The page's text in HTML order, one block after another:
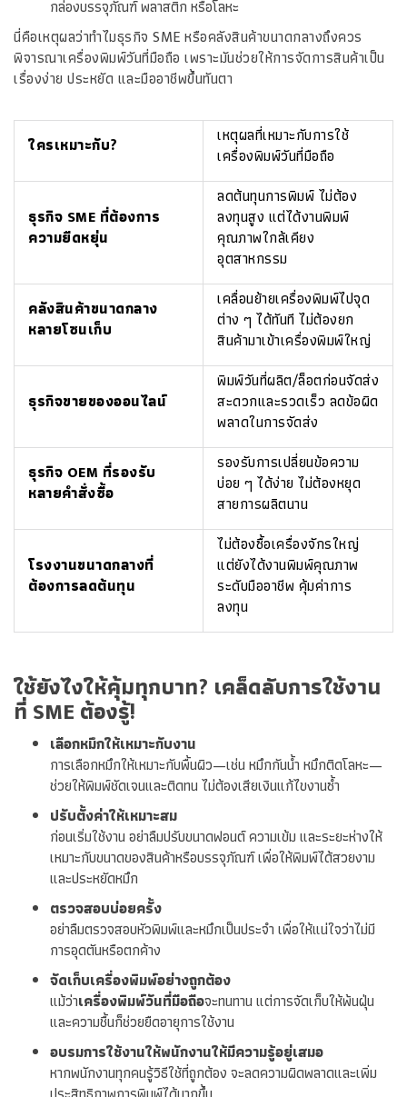
กล่องบรรจุภัณฑ์ พลาสติก หรือโลหะ
นี่คือเหตุผลว่าทำไมธุรกิจ SME หรือคลังสินค้าขนาดกลางถึงควร
พิจารณาเครื่องพิมพ์วันที่มือถือ เพราะมันช่วยให้การจัดการสินค้าเป็น
เรื่องง่าย ประหยัด และมืออาชีพขึ้นทันตา
ใครเหมาะกับ?
เหตุผลที่เหมาะกับการใช้
เครื่องพิมพ์วันที่มือถือ
ธุรกิจ SME ที่ต้องการ
ความยืดหยุ่น
ลดต้นทุนการพิมพ์ ไม่ต้อง
ลงทุนสูง แต่ได้งานพิมพ์
คุณภาพใกล้เคียง
อุตสาหกรรม
คลังสินค้าขนาดกลาง
หลายโซนเก็บ
เคลื่อนย้ายเครื่องพิมพ์ไปจุด
ต่าง ๆ ได้ทันที ไม่ต้องยก
สินค้ามาเข้าเครื่องพิมพ์ใหญ่
ธุรกิจขายของออนไลน์
พิมพ์วันที่ผลิต/ล็อตก่อนจัดส่ง
สะดวกและรวดเร็ว ลดข้อผิด
พลาดในการจัดส่ง
ธุรกิจ OEM ที่รองรับ
หลายคำสั่งซื้อ
รองรับการเปลี่ยนข้อความ
บ่อย ๆ ได้ง่าย ไม่ต้องหยุด
สายการผลิตนาน
โรงงานขนาดกลางที่
ต้องการลดต้นทุน
ไม่ต้องซื้อเครื่องจักรใหญ่
แต่ยังได้งานพิมพ์คุณภาพ
ระดับมืออาชีพ คุ้มค่าการ
ลงทุน
ใช้ยังไงให้คุ้มทุกบาท? เคล็ดลับการใช้งาน
ที่ SME ต้องรู้!
เลือกหมึกให้เหมาะกับงาน
การเลือกหมึกให้เหมาะกับพื้นผิว—เช่น หมึกกันน้ำ หมึกติดโลหะ—
ช่วยให้พิมพ์ชัดเจนและติดทน ไม่ต้องเสียเงินแก้ไขงานซ้ำ
ปรับตั้งค่าให้เหมาะสม
ก่อนเริ่มใช้งาน อย่าลืมปรับขนาดฟอนต์ ความเข้ม และระยะห่างให้
เหมาะกับขนาดของสินค้าหรือบรรจุภัณฑ์ เพื่อให้พิมพ์ได้สวยงาม
และประหยัดหมึก
ตรวจสอบบ่อยครั้ง
อย่าลืมตรวจสอบหัวพิมพ์และหมึกเป็นประจำ เพื่อให้แน่ใจว่าไม่มี
การอุดตันหรือตกค้าง
จัดเก็บเครื่องพิมพ์อย่างถูกต้อง
แม้ว่าเครื่องพิมพ์วันที่มือถือจะทนทาน แต่การจัดเก็บให้พ้นฝุ่น
และความชื้นก็ช่วยยืดอายุการใช้งาน
อบรมการใช้งานให้พนักงานให้มีความรู้อยู่เสมอ
หากพนักงานทุกคนรู้วิธีใช้ที่ถูกต้อง จะลดความผิดพลาดและเพิ่ม